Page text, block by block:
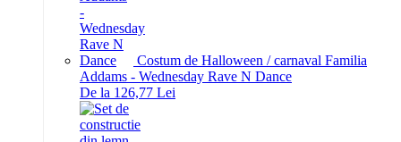
Costum de Halloween / carnaval Familia
Addams - Wednesday Rave N Dance
De la 126,77 Lei